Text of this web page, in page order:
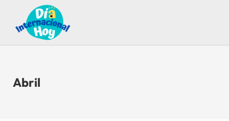
Saltar al contenido principal
Skip to after header navigation
Skip to site footer
Día Internacional Hoy
Guía para saber qué día internacional es hoy
Abril